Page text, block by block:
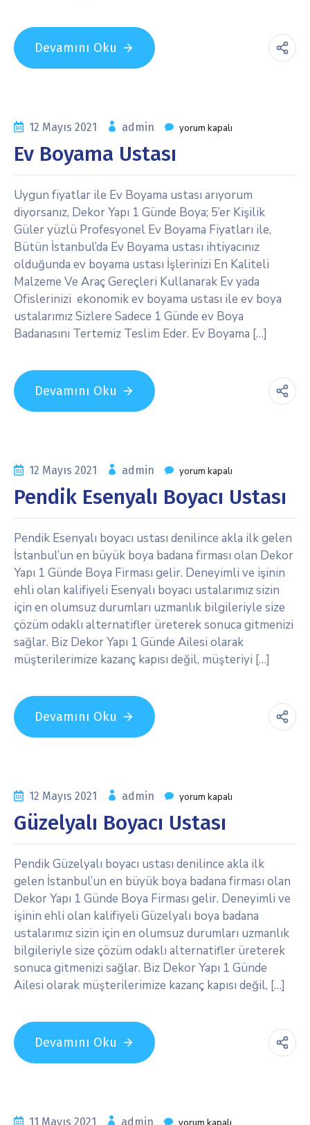
Devamını Oku
12 Mayıs 2021 admin yorum kapalı
Ev Boyama Ustası
Uygun fiyatlar ile Ev Boyama ustası arıyorum
diyorsanız, Dekor Yapı 1 Günde Boya; 5’er Kişilik
Güler yüzlü Profesyonel Ev Boyama Fiyatları ile,
Bütün İstanbul’da Ev Boyama ustası ihtiyacınız
olduğunda ev boyama ustası İşlerinizi En Kaliteli
Malzeme Ve Araç Gereçleri Kullanarak Ev yada
Ofislerinizi ekonomik ev boyama ustası ile ev boya
ustalarımız Sizlere Sadece 1 Günde ev Boya
Badanasını Tertemiz Teslim Eder. Ev Boyama […]
Devamını Oku
12 Mayıs 2021 admin yorum kapalı
Pendik Esenyalı Boyacı Ustası
Pendik Esenyalı boyacı ustası denilince akla ilk gelen
İstanbul’un en büyük boya badana firması olan Dekor
Yapı 1 Günde Boya Firması gelir. Deneyimli ve işinin
ehli olan kalifiyeli Esenyalı boyacı ustalarımız sizin
için en olumsuz durumları uzmanlık bilgileriyle size
çözüm odaklı alternatifler üreterek sonuca gitmenizi
sağlar. Biz Dekor Yapı 1 Günde Ailesi olarak
müşterilerimize kazanç kapısı değil, müşteriyi […]
Devamını Oku
12 Mayıs 2021 admin yorum kapalı
Güzelyalı Boyacı Ustası
Pendik Güzelyalı boyacı ustası denilince akla ilk
gelen İstanbul’un en büyük boya badana firması olan
Dekor Yapı 1 Günde Boya Firması gelir. Deneyimli ve
işinin ehli olan kalifiyeli Güzelyalı boya badana
ustalarımız sizin için en olumsuz durumları uzmanlık
bilgileriyle size çözüm odaklı alternatifler üreterek
sonuca gitmenizi sağlar. Biz Dekor Yapı 1 Günde
Ailesi olarak müşterilerimize kazanç kapısı değil, […]
Devamını Oku
11 Mayıs 2021 admin